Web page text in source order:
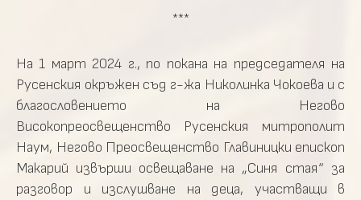
***
На 1 март 2024 г., по покана на председателя на
Русенския окръжен съд г-жа Николинка Чокоева и с
благословението на Негово
Високопреосвещенство Русенския митрополит
Наум, Негово Преосвещенство Главиницки епископ
Макарий извърши освещаване на „Синя стая“ за
разговор и изслушване на деца, участващи в